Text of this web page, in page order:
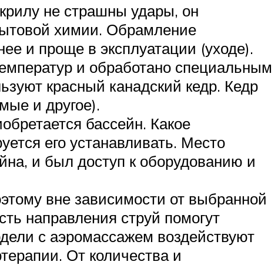
не страшны удары, он
химии. Обрамление
и проще в эксплуатации (уходе).
и обработано специальным
красный канадский кедр. Кедр
и другое).
бассейн. Какое
его устанавливать. Место
и был доступ к оборудованию и
вне зависимости от выбранной
направления струй помогут
с аэромассажем воздействуют
От количества и